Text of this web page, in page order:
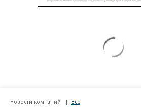
Новости компаний Все